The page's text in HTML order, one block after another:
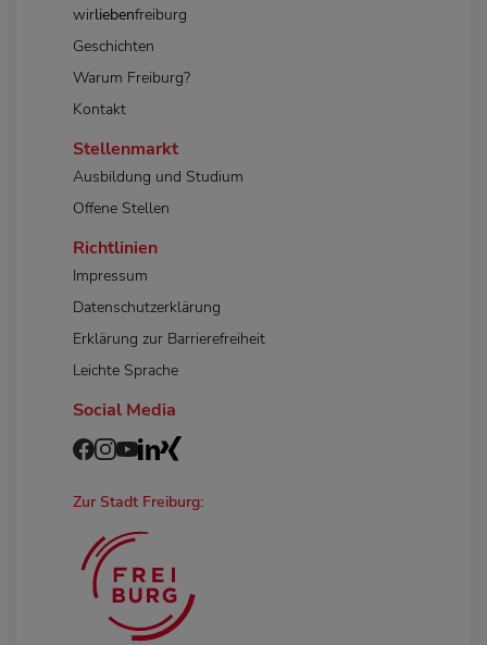
wirliebenfreiburg
Geschichten
Warum Freiburg?
Kontakt
Stellenmarkt
Ausbildung und Studium
Offene Stellen
Richtlinien
Impressum
Datenschutzerklärung
Erklärung zur Barrierefreiheit
Leichte Sprache
Social Media
Zur Stadt Freiburg: